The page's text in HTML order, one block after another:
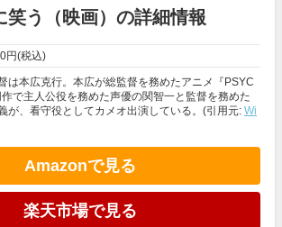
笑う（映画）の詳細情報
円(税込)
は本広克行。本広が総監督を務めたアニメ『PSYC
で主人公役を務めた声優の関智一と監督を務めた
が、看守役としてカメオ出演している。(引用元: Wi
Amazonで見る
楽天市場で見る